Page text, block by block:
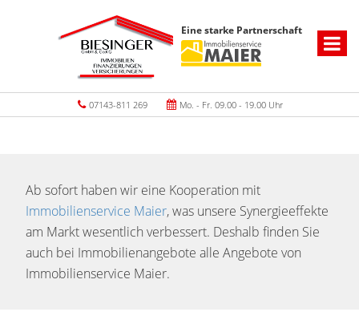
Eine starke Partnerschaft
07143-811 269 Mo. - Fr. 09.00 - 19.00 Uhr
Ab sofort haben wir eine Kooperation mit
Immobilienservice Maier, was unsere Synergieeffekte
am Markt wesentlich verbessert. Deshalb finden Sie
auch bei Immobilienangebote alle Angebote von
Immobilienservice Maier.